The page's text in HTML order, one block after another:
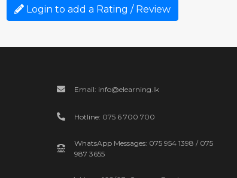
Login to add a Rating / Review
Email: info@elearning.lk
Hotline: 075 6 700 700
WhatsApp Messages: 075 954 1398 / 075
987 3655